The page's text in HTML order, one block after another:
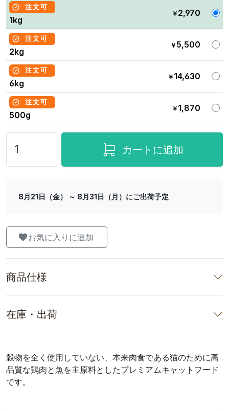
注文可
1kg
￥ 2,970
注文可
2kg
￥ 5,500
注文可
6kg
￥ 14,630
注文可
500g
￥ 1,870
カートに追加
8月21日（金） ～ 8月31日（月）にご出荷予定
お気に入りに追加
商品仕様
在庫・出荷
穀物を全く使用していない、本来肉食である猫のために高
品質な鶏肉と魚を主原料としたプレミアムキャットフード
です。